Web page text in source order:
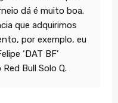
dá é muito boa.
que adquirimos
por exemplo, eu
‘DAT BF’
Bull Solo Q.